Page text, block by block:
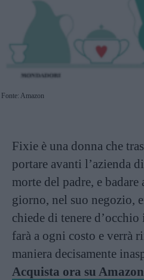
Fonte: Amazon
Fixie è una donna che
portare avanti l’azienda
morte del padre, e
giorno, nel suo negozio,
chiede di tenere
farà a ogni costo e verrà
maniera decisamente
Acquista ora su Amazon